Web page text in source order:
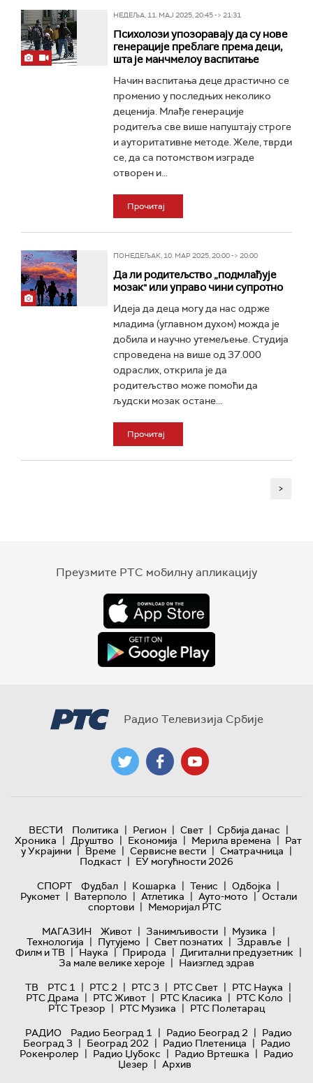
НЕДЕЉА, 11. МАЈ 2025, 20:45 -> 21:31
Психолози упозоравају да су нове
генерације преблаге према деци,
шта је манчмелоу васпитање
Начин васпитања деце драстично се
променио у последњих неколико
деценија. Млађе генерације
родитеља све више напуштају строге
и ауторитативне методе. Желе, тврди
се, да са потомством изграде
отворен и...
Прочитај
ПОНЕДЕЉАК, 10. МАР 2025, 20:00 -> 20:00
Да ли родитељство „подмлађује
мозак" или управо чини супротно
Идеја да деца могу да нас одрже
младима (углавном духом) можда је
добила и научно утемељење. Студија
спроведена на више од 37.000
одраслих, открила је да
родитељство може помоћи да
људски мозак остане...
Прочитај
>
Преузмите РТС мобилну апликацију
Радио Телевизија Србије
ВЕСТИ Политика | Регион | Свет | Србија данас |
Хроника | Друштво | Економија | Мерила времена | Рат
у Украјини | Време | Сервисне вести | Сматрачница |
Подкаст | ЕУ могућности 2026
СПОРТ
Фудбал | Кошарка | Тенис | Одбојка |
Рукомет | Ватерполо | Атлетика | Ауто-мото | Остали
спортови | Меморијал РТС
МАГАЗИН
Живот | Занимљивости | Музика |
Технологијa | Путујемо | Свет познатих | Здравље |
Филм и ТВ | Наука | Природа | Дигитални предузетник |
За мале велике хероје | Наизглед здрав
ТВ
РТС 1 | РТС 2 | РТС 3 | РТС Свет | РТС Наука |
РТС Драма | РТС Живот | РТС Класика | РТС Коло |
РТС Трезор | РТС Музика | РТС Полетарац
РАДИО
Радио Београд 1 | Радио Београд 2 | Радио
Београд 3 | Београд 202 | Радио Плетеница | Радио
Рокенролер | Радио Џубокс | Радио Вртешка | Радио
Џезер | Архив